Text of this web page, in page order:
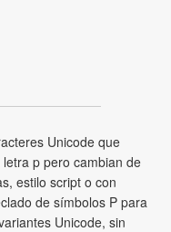
Unicode que
p pero cambian de
estilo script o con
de símbolos P para
Unicode, sin